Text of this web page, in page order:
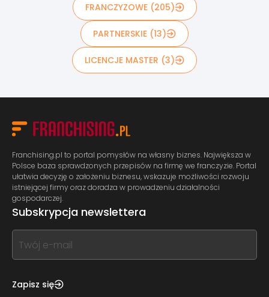
FRANCZYZOWE (205)
PARTNERSKIE (13)
LICENCJE MASTER (3)
Franchising.pl to portal pomysłów na własny biznes. Największa w
Polsce baza sprawdzonych przepisów na firmę we franczyzie. Portal
ułatwia decyzję o założeniu biznesu, wskazuje możliwości rozwoju
istniejącej firmy oraz doradza w prowadzeniu działalności
gospodarczej.
Subskrypcja newslettera
If
you
this,
Zapisz się